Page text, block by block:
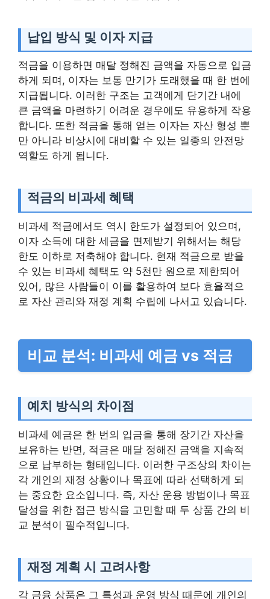
납입 방식 및 이자 지급
적금을 이용하면 매달 정해진 금액을 자동으로 입금
하게 되며, 이자는 보통 만기가 도래했을 때 한 번에
지급됩니다. 이러한 구조는 고객에게 단기간 내에
큰 금액을 마련하기 어려운 경우에도 유용하게 작용
합니다. 또한 적금을 통해 얻는 이자는 자산 형성 뿐
만 아니라 비상시에 대비할 수 있는 일종의 안전망
역할도 하게 됩니다.
적금의 비과세 혜택
비과세 적금에서도 역시 한도가 설정되어 있으며,
이자 소득에 대한 세금을 면제받기 위해서는 해당
한도 이하로 저축해야 합니다. 현재 적금으로 받을
수 있는 비과세 혜택도 약 5천만 원으로 제한되어
있어, 많은 사람들이 이를 활용하여 보다 효율적으
로 자산 관리와 재정 계획 수립에 나서고 있습니다.
비교 분석: 비과세 예금 vs 적금
예치 방식의 차이점
비과세 예금은 한 번의 입금을 통해 장기간 자산을
보유하는 반면, 적금은 매달 정해진 금액을 지속적
으로 납부하는 형태입니다. 이러한 구조상의 차이는
각 개인의 재정 상황이나 목표에 따라 선택하게 되
는 중요한 요소입니다. 즉, 자산 운용 방법이나 목표
달성을 위한 접근 방식을 고민할 때 두 상품 간의 비
교 분석이 필수적입니다.
재정 계획 시 고려사항
각 금융 상품은 그 특성과 운영 방식 때문에 개인의